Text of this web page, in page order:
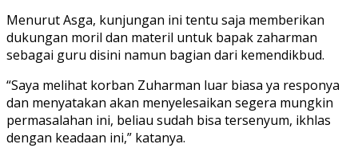
Menurut Asga, kunjungan ini tentu saja memberikan
dukungan moril dan materil untuk bapak zaharman
sebagai guru disini namun bagian dari kemendikbud.
“Saya melihat korban Zuharman luar biasa ya responya
dan menyatakan akan menyelesaikan segera mungkin
permasalahan ini, beliau sudah bisa tersenyum, ikhlas
dengan keadaan ini,” katanya.